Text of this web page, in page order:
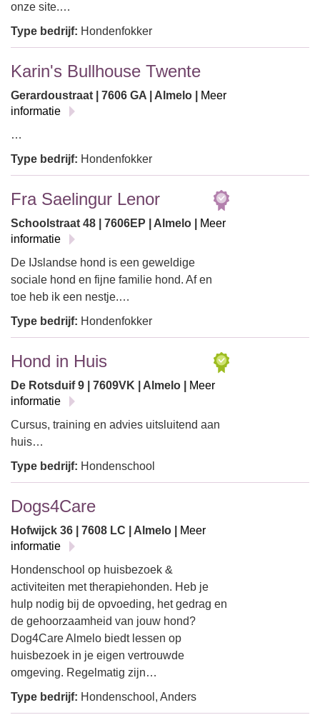
onze site.…
Type bedrijf: Hondenfokker
Karin's Bullhouse Twente
Gerardoustraat | 7606 GA | Almelo |
Meer
informatie
…
Type bedrijf: Hondenfokker
Fra Saelingur Lenor
Schoolstraat 48 | 7606EP | Almelo |
Meer
informatie
De IJslandse hond is een geweldige
sociale hond en fijne familie hond. Af en
toe heb ik een nestje.…
Type bedrijf: Hondenfokker
Hond in Huis
De Rotsduif 9 | 7609VK | Almelo |
Meer
informatie
Cursus, training en advies uitsluitend aan
huis…
Type bedrijf: Hondenschool
Dogs4Care
Hofwijck 36 | 7608 LC | Almelo |
Meer
informatie
Hondenschool op huisbezoek &
activiteiten met therapiehonden. Heb je
hulp nodig bij de opvoeding, het gedrag en
de gehoorzaamheid van jouw hond?
Dog4Care Almelo biedt lessen op
huisbezoek in je eigen vertrouwde
omgeving. Regelmatig zijn…
Type bedrijf: Hondenschool, Anders